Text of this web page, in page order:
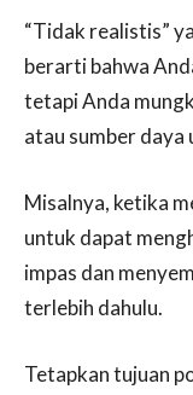
“Tidak realistis”
berarti bahwa
tetapi Anda
atau sumber daya
Misalnya, ketika
untuk dapat
impas dan
terlebih dahulu.
Tetapkan tujuan